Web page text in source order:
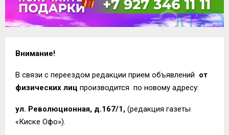
Внимание!
В связи с переездом редакции прием объявлений от
физических лиц производится по новому адресу:
ул. Революционная, д.167/1, (редакция газеты
«Киске Офо»).